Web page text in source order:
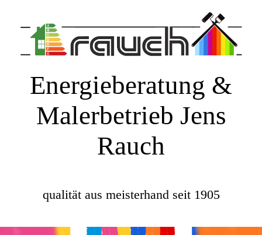
Energieberatung &
Malerbetrieb Jens
Rauch
qualität aus meisterhand seit 1905